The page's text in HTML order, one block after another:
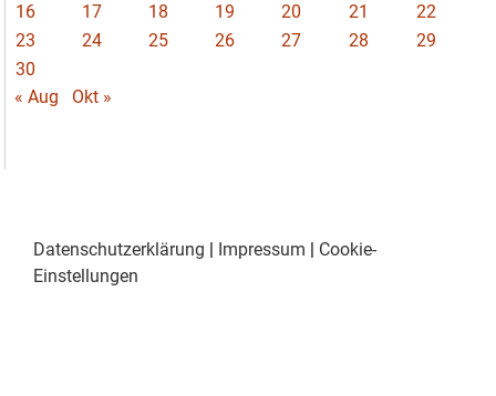
16
17 18 19 20 21
22
23
24 25 26 27 28
29
30
« Aug
Okt »
Datenschutzerklärung | Impressum | Cookie-
Einstellungen